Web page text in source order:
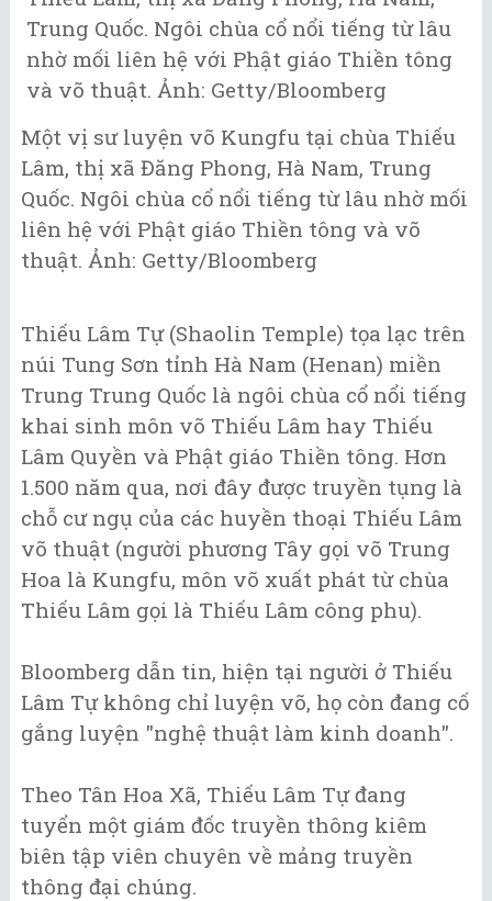
Một vị sư luyện võ Kungfu tại chùa Thiếu
Lâm, thị xã Đăng Phong, Hà Nam, Trung
Quốc. Ngôi chùa cổ nổi tiếng từ lâu nhờ mối
liên hệ với Phật giáo Thiền tông và võ
thuật. Ảnh: Getty/Bloomberg
Thiếu Lâm Tự (Shaolin Temple) tọa lạc trên
núi Tung Sơn tỉnh Hà Nam (Henan) miền
Trung Trung Quốc là ngôi chùa cổ nổi tiếng
khai sinh môn võ Thiếu Lâm hay Thiếu
Lâm Quyền và Phật giáo Thiền tông. Hơn
1.500 năm qua, nơi đây được truyền tụng là
chỗ cư ngụ của các huyền thoại Thiếu Lâm
võ thuật (người phương Tây gọi võ Trung
Hoa là Kungfu, môn võ xuất phát từ chùa
Thiếu Lâm gọi là Thiếu Lâm công phu).
Bloomberg dẫn tin, hiện tại người ở Thiếu
Lâm Tự không chỉ luyện võ, họ còn đang cố
gắng luyện "nghệ thuật làm kinh doanh".
Theo Tân Hoa Xã, Thiếu Lâm Tự đang
tuyển một giám đốc truyền thông kiêm
biên tập viên chuyên về mảng truyền
thông đại chúng.